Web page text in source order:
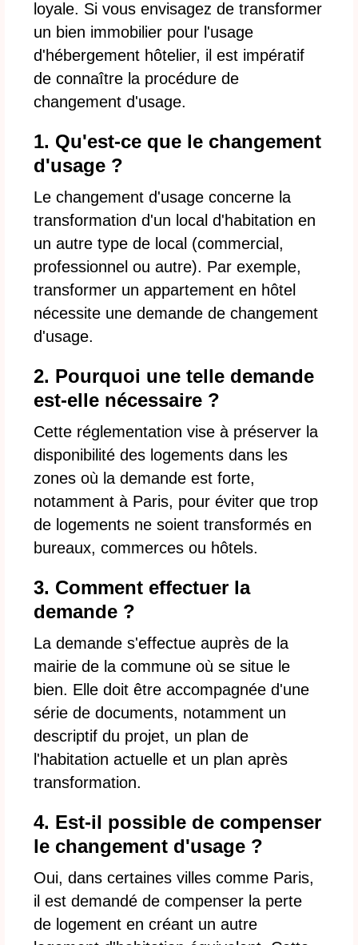
loyale. Si vous envisagez de transformer
un bien immobilier pour l'usage
d'hébergement hôtelier, il est impératif
de connaître la procédure de
changement d'usage.
1. Qu'est-ce que le changement
d'usage ?
Le changement d'usage concerne la
transformation d'un local d'habitation en
un autre type de local (commercial,
professionnel ou autre). Par exemple,
transformer un appartement en hôtel
nécessite une demande de changement
d'usage.
2. Pourquoi une telle demande
est-elle nécessaire ?
Cette réglementation vise à préserver la
disponibilité des logements dans les
zones où la demande est forte,
notamment à Paris, pour éviter que trop
de logements ne soient transformés en
bureaux, commerces ou hôtels.
3. Comment effectuer la
demande ?
La demande s'effectue auprès de la
mairie de la commune où se situe le
bien. Elle doit être accompagnée d'une
série de documents, notamment un
descriptif du projet, un plan de
l'habitation actuelle et un plan après
transformation.
4. Est-il possible de compenser
le changement d'usage ?
Oui, dans certaines villes comme Paris,
il est demandé de compenser la perte
de logement en créant un autre